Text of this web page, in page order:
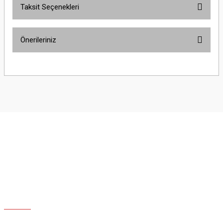
Taksit Seçenekleri
Önerileriniz
yetersiz gördüğünüz noktaları öneri formunu kullanarak tarafımıza